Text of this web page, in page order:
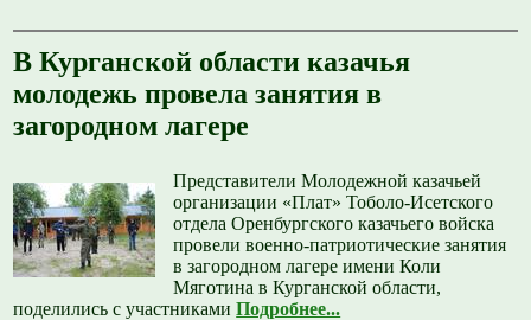
В Курганской области казачья
молодежь провела занятия в
загородном лагере
Представители Молодежной казачьей
организации «Плат» Тоболо-Исетского
отдела Оренбургского казачьего войска
провели военно-патриотические занятия
в загородном лагере имени Коли
Мяготина в Курганской области,
поделились с участникамиПодробнее...